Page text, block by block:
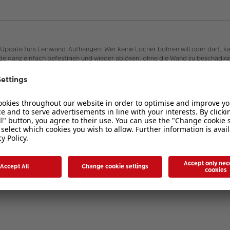
fürs Leinwand-Aufhängen: Wer keine Löcher bohren will oder darf,
ganz einfach befestigen und wieder ablösen, ohne die Wand zu